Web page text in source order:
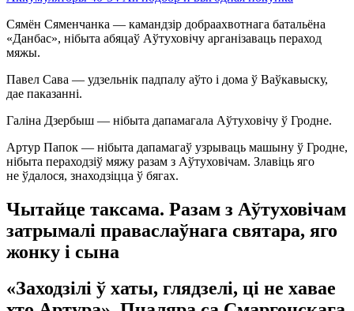
Сямён Сяменчанка — камандзір добраахвотнага батальёна
«Данбас», нібыта абяцаў Аўтуховічу арганізаваць пераход
мяжы.
Павел Сава — удзельнік падпалу аўто і дома ў Ваўкавыску,
дае паказанні.
Галіна Дзербыш — нібыта дапамагала Аўтуховічу ў Гродне.
Артур Папок — нібыта дапамагаў узрываць машыну ў Гродне,
нібыта пераходзіў мяжу разам з Аўтуховічам. Злавіць яго
не ўдалося, знаходзіцца ў бягах.
Чытайце таксама. Разам з Аўтуховічам
затрымалі праваслаўнага святара, яго
жонку і сына
«Заходзілі ў хаты, глядзелі, ці не хавае